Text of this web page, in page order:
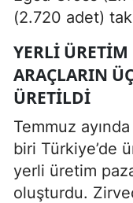
(2.720 adet)
YERLI
ARAÇLARIN
ÜRETILDI
Temmuz
biri Türkiye’de
yerli üretim
oluşturdu.